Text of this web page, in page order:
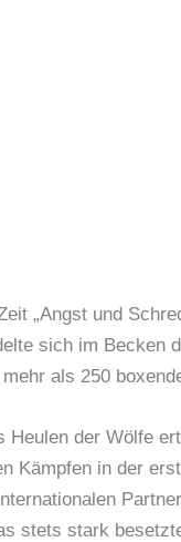
„Angst und
sich im Becken
als 250
der Wölfe
Kämpfen in der
stets stark